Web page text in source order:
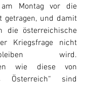
Montag vor die
getragen, und damit
die österreichische
Kriegsfrage nicht
wird.
wie diese von
Österreich“ sind